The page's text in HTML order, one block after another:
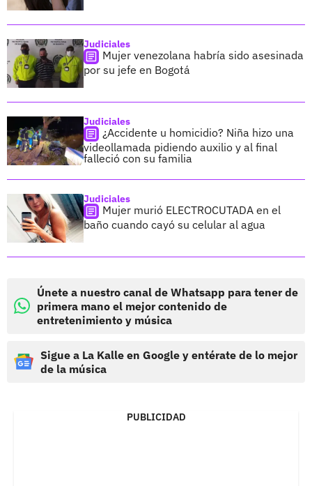
Judiciales
Mujer venezolana habría sido asesinada
por su jefe en Bogotá
Judiciales
¿Accidente u homicidio? Niña hizo una
videollamada pidiendo auxilio y al final
falleció con su familia
Judiciales
Mujer murió ELECTROCUTADA en el
baño cuando cayó su celular al agua
Únete a nuestro canal de Whatsapp para tener de
primera mano el mejor contenido de
entretenimiento y música
Sigue a La Kalle en Google y entérate de lo mejor
de la música
PUBLICIDAD